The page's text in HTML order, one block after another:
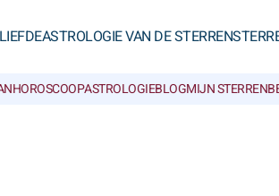
LIEFDEASTROLOGIE VAN DE STERREN
ASTROLOGIEBLOGMIJN